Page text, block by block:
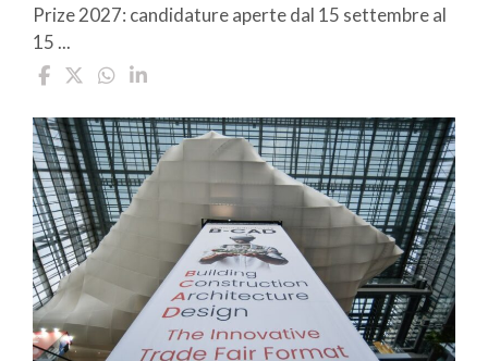
Prize 2027: candidature aperte dal 15 settembre al
15 ...